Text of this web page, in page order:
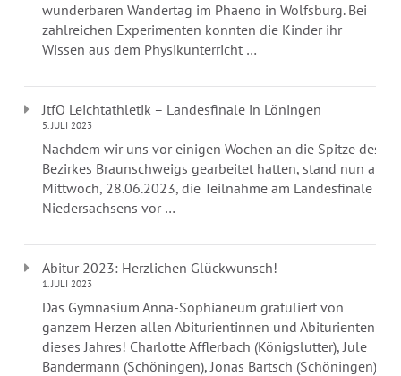
wunderbaren Wandertag im Phaeno in Wolfsburg. Bei
zahlreichen Experimenten konnten die Kinder ihr
Wissen aus dem Physikunterricht …
JtfO Leichtathletik – Landesfinale in Löningen
5. JULI 2023
Nachdem wir uns vor einigen Wochen an die Spitze des
Bezirkes Braunschweigs gearbeitet hatten, stand nun am
Mittwoch, 28.06.2023, die Teilnahme am Landesfinale
Niedersachsens vor …
Abitur 2023: Herzlichen Glückwunsch!
1. JULI 2023
Das Gymnasium Anna-Sophianeum gratuliert von
ganzem Herzen allen Abiturientinnen und Abiturienten
dieses Jahres! Charlotte Afflerbach (Königslutter), Jule
Bandermann (Schöningen), Jonas Bartsch (Schöningen),